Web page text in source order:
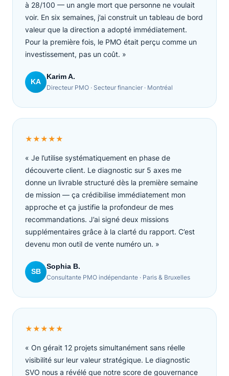
à 28/100 — un angle mort que personne ne voulait
voir. En six semaines, j’ai construit un tableau de bord
valeur que la direction a adopté immédiatement.
Pour la première fois, le PMO était perçu comme un
investissement, pas un coût. »
KA
Karim A.
Directeur PMO · Secteur financier · Montréal
★★★★★
« Je l’utilise systématiquement en phase de
découverte client. Le diagnostic sur 5 axes me
donne un livrable structuré dès la première semaine
de mission — ça crédibilise immédiatement mon
approche et ça justifie la profondeur de mes
recommandations. J’ai signé deux missions
supplémentaires grâce à la clarté du rapport. C’est
devenu mon outil de vente numéro un. »
SB
Sophia B.
Consultante PMO indépendante · Paris & Bruxelles
★★★★★
« On gérait 12 projets simultanément sans réelle
visibilité sur leur valeur stratégique. Le diagnostic
SVO nous a révélé que notre score de gouvernance